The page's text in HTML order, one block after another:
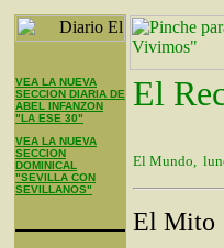
VEA LA NUEVA
SECCION DIARIA DE
ABEL INFANZON
"LA ESE 30"
VEA LA NUEVA
SECCION
DOMINICAL
"SEVILLA CON
SEVILLANOS"
El
El Mundo,
El Mito